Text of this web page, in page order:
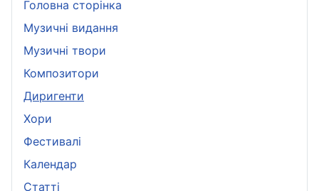
Головна сторінка
Музичні видання
Музичні твори
Композитори
Диригенти
Хори
Фестивалі
Календар
Статті